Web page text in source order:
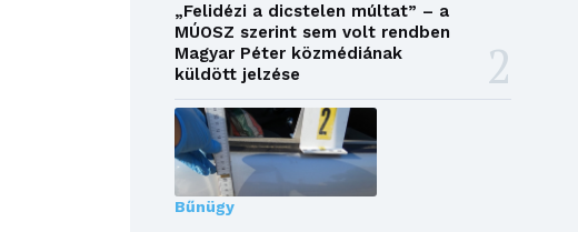
„Felidézi a dicstelen múltat” – a
MÚOSZ szerint sem volt rendben
Magyar Péter közmédiának
küldött jelzése
Bűnügy